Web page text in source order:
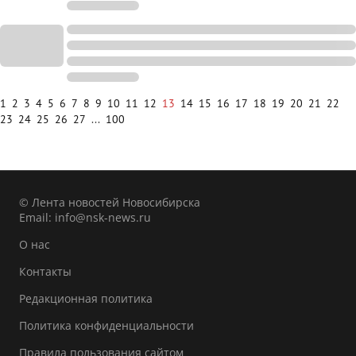
1 2 3 4 5 6 7 8 9 10 11 12 13 14 15 16 17 18 19 20 21 22
23 24 25 26 27 ... 100
© Лента новостей Новосибирска
Email: info@nsk-news.ru
О нас
Контакты
Редакционная политика
Политика конфиденциальности
Правила пользования сайтом